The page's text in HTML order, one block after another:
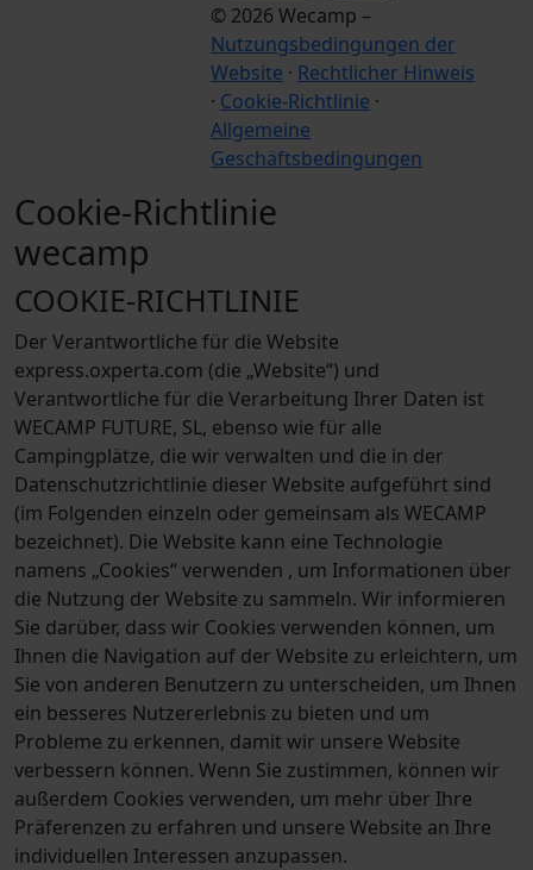
© 2026 Wecamp –
Nutzungsbedingungen der
Website · Rechtlicher Hinweis
· Cookie-Richtlinie ·
Allgemeine
Geschäftsbedingungen
Cookie-Richtlinie
wecamp
COOKIE-RICHTLINIE
Der Verantwortliche für die Website
express.oxperta.com (die „Website“) und
Verantwortliche für die Verarbeitung Ihrer Daten ist
WECAMP FUTURE, SL, ebenso wie für alle
Campingplätze, die wir verwalten und die in der
Datenschutzrichtlinie dieser Website aufgeführt sind
(im Folgenden einzeln oder gemeinsam als WECAMP
bezeichnet). Die Website kann eine Technologie
namens „Cookies“ verwenden , um Informationen über
die Nutzung der Website zu sammeln. Wir informieren
Sie darüber, dass wir Cookies verwenden können, um
Ihnen die Navigation auf der Website zu erleichtern, um
Sie von anderen Benutzern zu unterscheiden, um Ihnen
ein besseres Nutzererlebnis zu bieten und um
Probleme zu erkennen, damit wir unsere Website
verbessern können. Wenn Sie zustimmen, können wir
außerdem Cookies verwenden, um mehr über Ihre
Präferenzen zu erfahren und unsere Website an Ihre
individuellen Interessen anzupassen.